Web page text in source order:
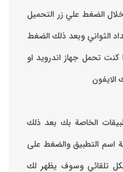
الضغط علي زر التحميل
الثواني وبعد ذلك الضغط
تحمل جهاز اندرويد او
الخاصة بك ‏بعد ذلك
اسم التطبيق والضغط على
تلقائي وسوف يظهر لك